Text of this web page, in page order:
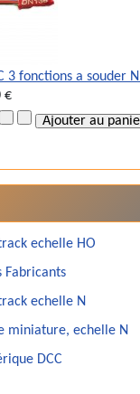
3 fonctions a souder
€
echelle HO
Fabricants
echelle N
miniature, echelle N
DCC